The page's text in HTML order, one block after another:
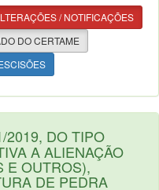
/ NOTIFICAÇÕES
DO CERTAME
2019, DO TIPO
A ALIENAÇÃO
E OUTROS),
DE PEDRA